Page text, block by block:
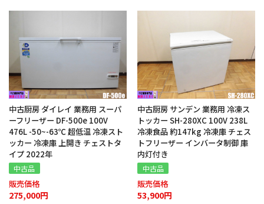
中古厨房 ダイレイ 業務用 スーパ
ーフリーザー DF-500e 100V
476L -50~-63℃ 超低温 冷凍スト
ッカー 冷凍庫 上開き チェストタ
イプ 2022年
中古品
販売価格
275,000円
中古厨房 サンデン 業務用 冷凍ス
トッカー SH-280XC 100V 238L
冷凍食品 約147kg 冷凍庫 チェス
トフリーザー インバータ制御 庫
内灯付き
中古品
販売価格
53,900円